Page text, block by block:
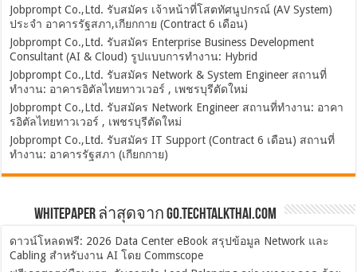
Jobprompt Co.,Ltd. รับสมัคร เจ้าหน้าที่โสตทัศนูปกรณ์ (AV System)
ประจำ อาคารรัฐสภา,เกียกกาย (Contract 6 เดือน)
Jobprompt Co.,Ltd. รับสมัคร Enterprise Business Development
Consultant (AI & Cloud) รูปแบบการทำงาน: Hybrid
Jobprompt Co.,Ltd. รับสมัคร Network & System Engineer สถานที่
ทำงาน: อาคารอิตัลไทยทาวเวอร์ , เพชรบุรีตัดใหม่
Jobprompt Co.,Ltd. รับสมัคร Network Engineer สถานที่ทำงาน: อาคา
รอิตัลไทยทาวเวอร์ , เพชรบุรีตัดใหม่
Jobprompt Co.,Ltd. รับสมัคร IT Support (Contract 6 เดือน) สถานที่
ทำงาน: อาคารรัฐสภา (เกียกกาย)
Whitepaper ล่าสุดจาก Go.TechTalkThai.com
ดาวน์โหลดฟรี: 2026 Data Center eBook สรุปข้อมูล Network และ
Cabling สำหรับงาน AI โดย Commscope